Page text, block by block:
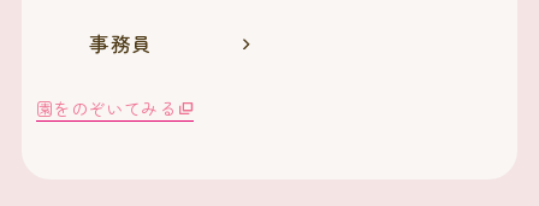
事務員
園をのぞいてみる